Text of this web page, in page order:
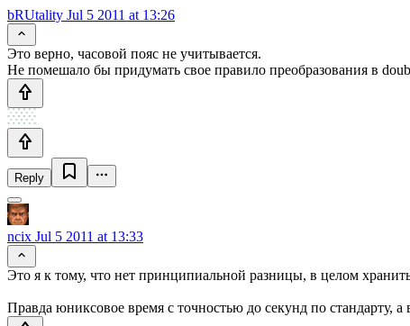
bRUtality Jul 5 2011 at 13:26
Это верно, часовой пояс не учитывается.
Не помешало бы придумать свое правило преобразования в
Reply
ncix Jul 5 2011 at 13:33
Это я к тому, что нет принципиальной разницы, в целом
Правда юниксовое время с точностью до секунд по стандарту,